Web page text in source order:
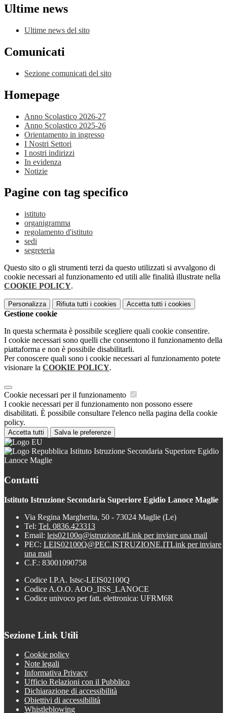
Ultime news
Ultime news del sito
Comunicati
Sezione comunicati del sito
Homepage
Anno Scolastico 2026-27
Anno Scolastico 2025-26
Orientamento in ingresso
I Nostri Settori
I nostri indirizzi
In evidenza
Notizie
Pagine con tag specifico
istituto
organigramma
regolamento d'istituto
sedi
segreteria
Questo sito o gli strumenti terzi da questo utilizzati si avvalgono di
cookie necessari al funzionamento ed utili alle finalità illustrate nella
COOKIE POLICY.
Personalizza Rifiuta tutti i cookies Accetta tutti i cookies
Gestione cookie
In questa schermata è possibile scegliere quali cookie consentire.
I cookie necessari sono quelli che consentono il funzionamento della
piattaforma e non è possibile disabilitarli.
Per conoscere quali sono i cookie necessari al funzionamento potete
visionare la COOKIE POLICY.
Cookie necessari per il funzionamento
I cookie necessari per il funzionamento non possono essere
disabilitati. È possibile consultare l'elenco nella pagina della cookie
policy.
Accetta tutti Salva le preferenze
Istituto Istruzione Secondaria Superiore Egidio
Lanoce Maglie
Contatti
Istituto Istruzione Secondaria Superiore Egidio Lanoce Maglie
Via Regina Margherita, 50 - 73024 Maglie (Le)
Tel: Tel. 0836.423313
Email: leis02100q@istruzione.itLink per inviare una mail
PEC: LEIS02100Q@PEC.ISTRUZIONE.ITLink per inviare
una mail
C.F.: 83001090758
Codice I.P.A. Istsc-LEIS02100Q
Codice A.O.O. AOO_IISS_LANOCE
Codice univoco per fatt. elettronica: UFRM6R
Sezione Link Utili
Cookie policy
Note legali
Informativa Privacy
Ufficio Relazioni con il Pubblico
Dichiarazione di accessibilità
Obiettivi di accessibilità
Whistleblowing